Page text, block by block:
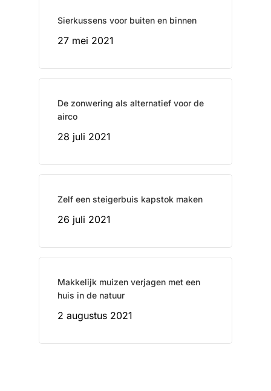
Sierkussens voor buiten en binnen
27 mei 2021
De zonwering als alternatief voor de
airco
28 juli 2021
Zelf een steigerbuis kapstok maken
26 juli 2021
Makkelijk muizen verjagen met een
huis in de natuur
2 augustus 2021